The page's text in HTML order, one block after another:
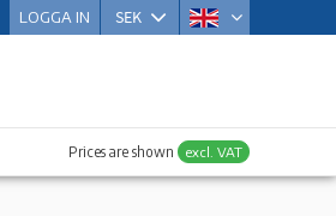
LOGGA IN
Prices are shown excl. VAT